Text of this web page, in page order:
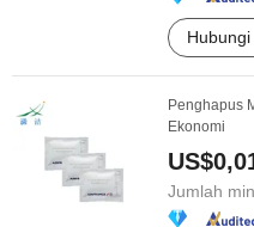
Penghapus
Ekonomi
Jumlah